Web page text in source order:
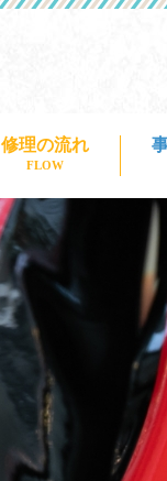
修理の流れ
FLOW